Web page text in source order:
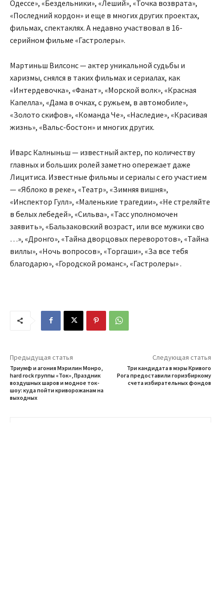
Одессе», «Бездельники», «Леший», «Точка возврата»,
«Последний кордон» и еще в многих других проектах,
фильмах, спектаклях. А недавно участвовал в 16-
серийном фильме «Гастролеры».
Мартиньш Вилсонс — актер уникальной судьбы и
харизмы, снялся в таких фильмах и сериалах, как
«Интердевочка», «Фанат», «Морской волк», «Красная
Капелла», «Дама в очках, с ружьем, в автомобиле»,
«Золото скифов», «Команда Че», «Наследие», «Красивая
жизнь», «Вальс-бостон» и многих других.
Иварс Калныньш — известный актер, по количеству
главных и больших ролей заметно опережает даже
Лицитиса. Известные фильмы и сериалы с его участием
— «Яблоко в реке», «Театр», «Зимняя вишня»,
«Инспектор Гулл», «Маленькие трагедии», «Не стреляйте
в белых лебедей», «Сильва», «Тасс уполномочен
заявить», «Бальзаковский возраст, или все мужики сво
…», «Дронго», «Тайна дворцовых переворотов», «Тайна
виллы», «Ночь вопросов», «Торгаши», «За все тебя
благодарю», «Городской романс», «Гастролеры» .
Предыдущая статья
Триумф и агония Мэрилин Монро,
hard rock группы «Ток», Праздник
воздушных шаров и модное ток-
шоу: куда пойти криворожанам на
выходных
Следующая статья
Три кандидата в мэры Кривого
Рога предоставили горизбиркому
счета избирательных фондов